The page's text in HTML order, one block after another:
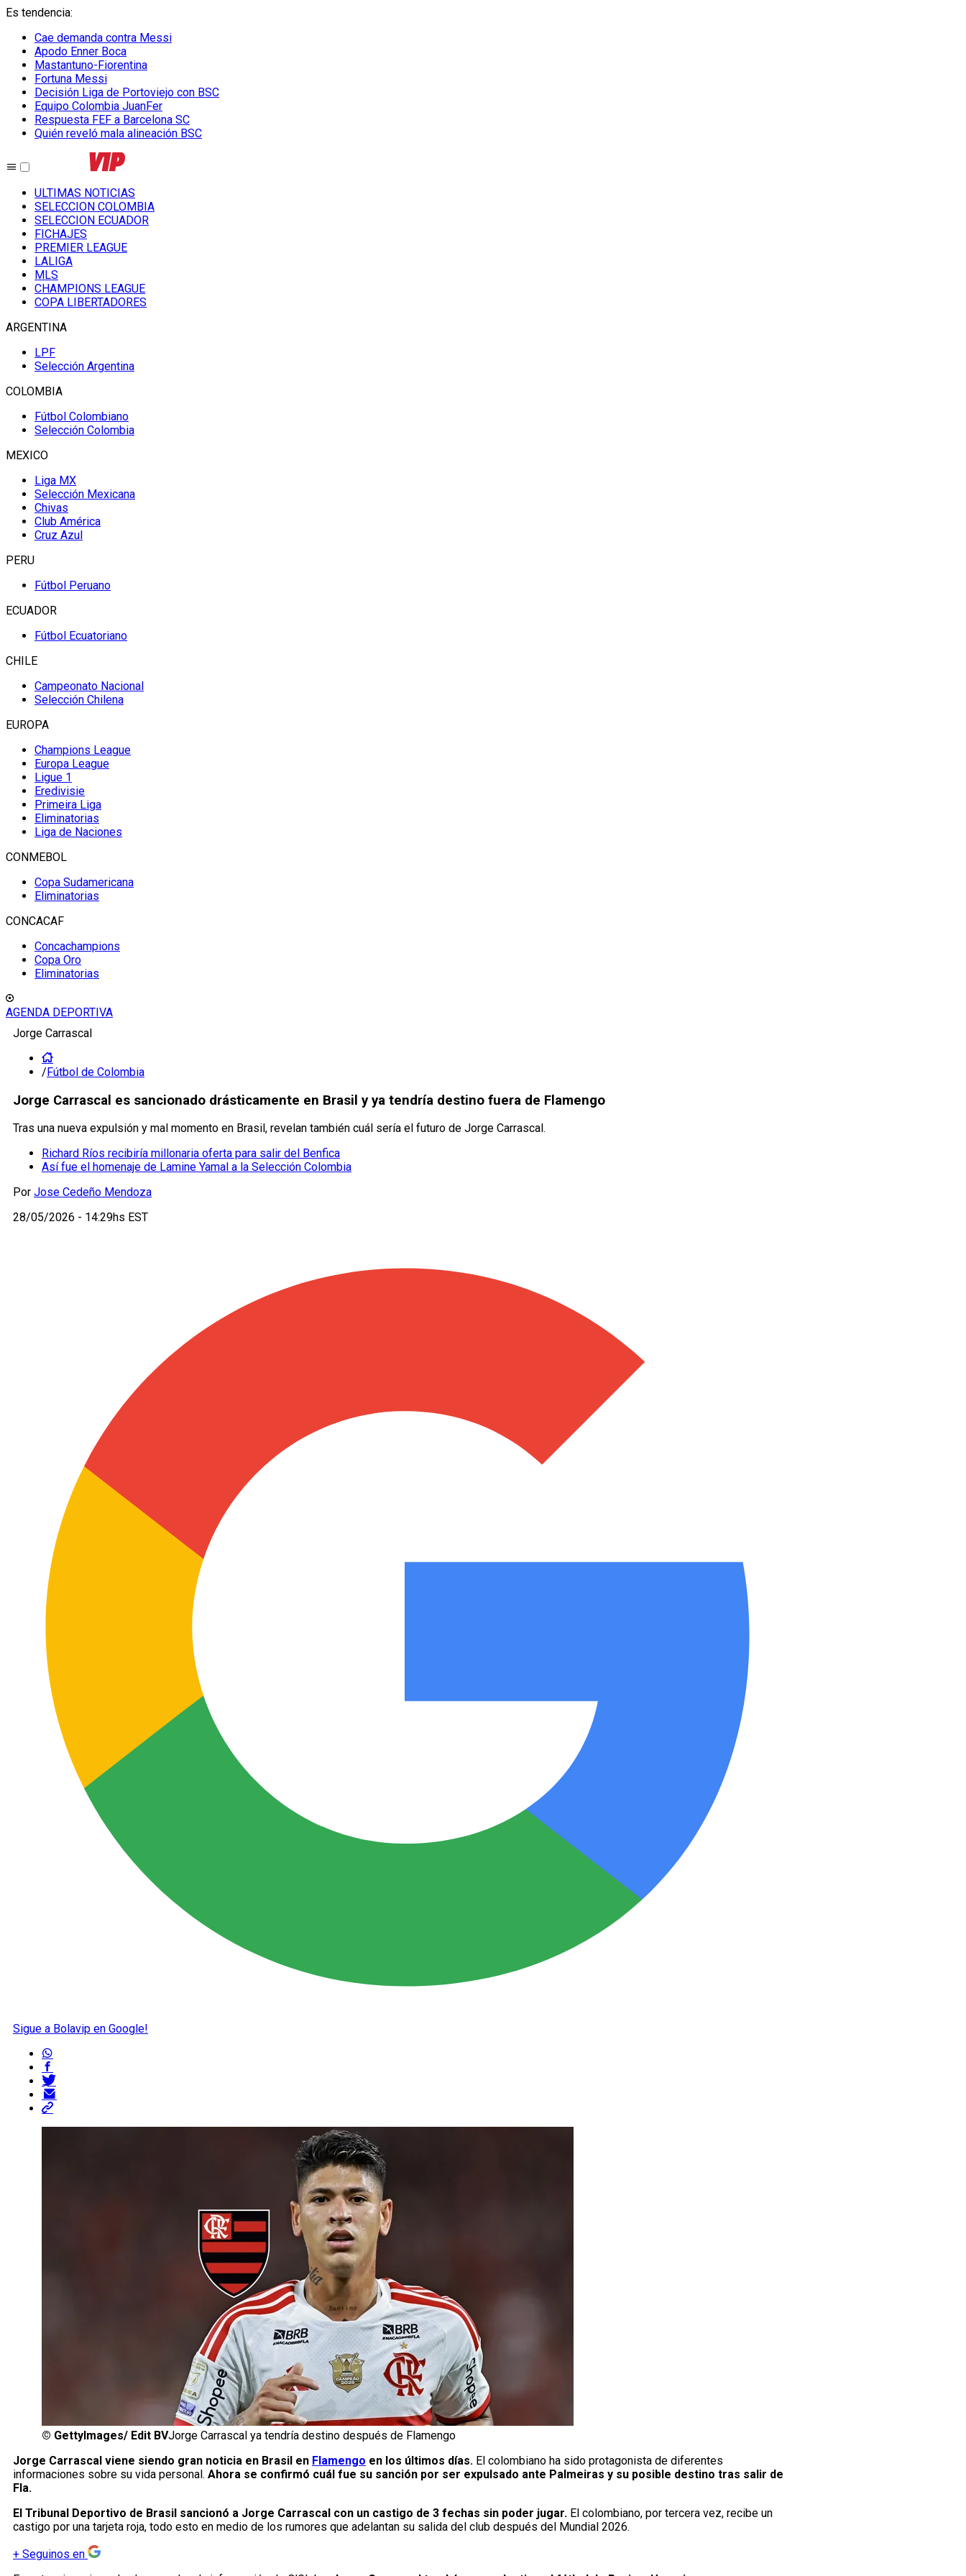
Es tendencia:
Cae demanda contra Messi
Apodo Enner Boca
Mastantuno-Fiorentina
Fortuna Messi
Decisión Liga de Portoviejo con BSC
Equipo Colombia JuanFer
Respuesta FEF a Barcelona SC
Quién reveló mala alineación BSC
ULTIMAS NOTICIAS
SELECCION COLOMBIA
SELECCION ECUADOR
FICHAJES
PREMIER LEAGUE
LALIGA
MLS
CHAMPIONS LEAGUE
COPA LIBERTADORES
ARGENTINA
LPF
Selección Argentina
COLOMBIA
Fútbol Colombiano
Selección Colombia
MEXICO
Liga MX
Selección Mexicana
Chivas
Club América
Cruz Azul
PERU
Fútbol Peruano
ECUADOR
Fútbol Ecuatoriano
CHILE
Campeonato Nacional
Selección Chilena
EUROPA
Champions League
Europa League
Ligue 1
Eredivisie
Primeira Liga
Eliminatorias
Liga de Naciones
CONMEBOL
Copa Sudamericana
Eliminatorias
CONCACAF
Concachampions
Copa Oro
Eliminatorias
AGENDA DEPORTIVA
Jorge Carrascal
/Fútbol de Colombia
Jorge Carrascal es sancionado drásticamente en Brasil y ya tendría destino fuera de Flamengo
Tras una nueva expulsión y mal momento en Brasil, revelan también cuál sería el futuro de Jorge Carrascal.
Richard Ríos recibiría millonaria oferta para salir del Benfica
Así fue el homenaje de Lamine Yamal a la Selección Colombia
Por Jose Cedeño Mendoza
28/05/2026 - 14:29hs EST
Sigue a Bolavip en Google!
© GettyImages/ Edit BVJorge Carrascal ya tendría destino después de Flamengo
Jorge Carrascal viene siendo gran noticia en Brasil en Flamengo en los últimos días. El colombiano ha sido protagonista de diferentes
informaciones sobre su vida personal. Ahora se confirmó cuál fue su sanción por ser expulsado ante Palmeiras y su posible destino tras salir de
Fla.
El Tribunal Deportivo de Brasil sancionó a Jorge Carrascal con un castigo de 3 fechas sin poder jugar. El colombiano, por tercera vez, recibe un
castigo por una tarjeta roja, todo esto en medio de los rumores que adelantan su salida del club después del Mundial 2026.
+ Seguinos en